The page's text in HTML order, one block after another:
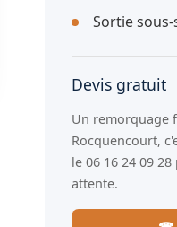
Sortie sous-
Devis gratuit
Un remorquage
Rocquencourt,
le 06 16 24 09
attente.